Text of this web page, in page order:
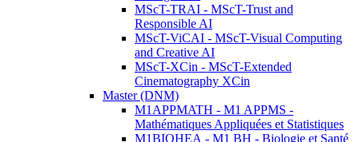
MScT-TRAI - MScT-Trust and
Responsible AI
MScT-ViCAI - MScT-Visual Computing
and Creative AI
MScT-XCin - MScT-Extended
Cinematography XCin
Master (DNM)
M1APPMATH - M1 APPMS -
Mathématiques Appliquées et Statistiques
M1BIOHEA - M1 BH - Biologie et Santé